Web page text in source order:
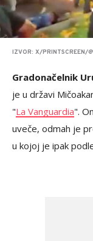
IZVOR: X/PRINTSCREEN/
Gradonačelnik
je u državi
"La Vanguardia".
uveče, odmah je
u kojoj je ipak